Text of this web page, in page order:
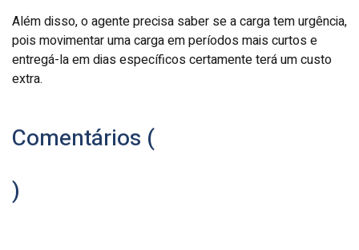
Além disso, o agente precisa saber se a carga tem urgência,
pois movimentar uma carga em períodos mais curtos e
entregá-la em dias específicos certamente terá um custo
extra.
Comentários (
)